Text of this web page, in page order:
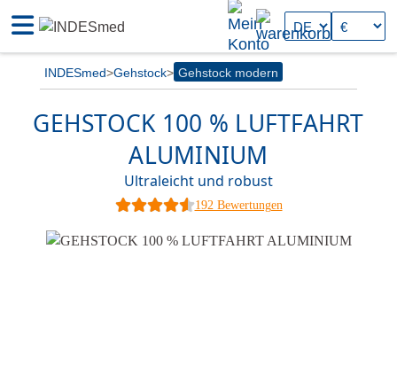
INDESmed Gehstock Gehstock modern
GEHSTOCK 100 % LUFTFAHRT
ALUMINIUM
Ultraleicht und robust
192 Bewertungen